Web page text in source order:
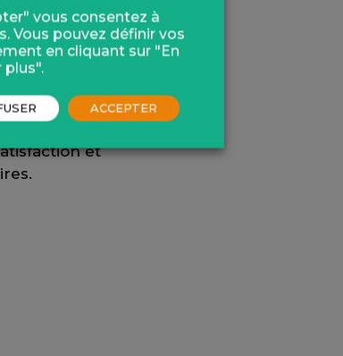
et
vous consentez à
Vous pouvez définir vos
en cliquant sur "En
plus".
ACCEPTER